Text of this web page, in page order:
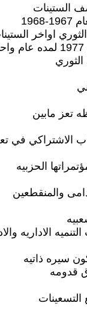
الستينات
اواخر
تعز مابين
الاشتراكي في
الحزبيه
والمنقطعين
الاداريه
سيره ذاتيه
قدومه